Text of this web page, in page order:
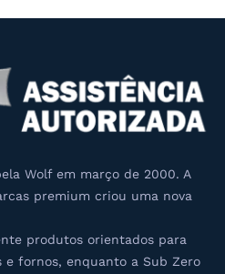
Wolf em março de 2000. A
premium criou uma nova
produtos orientados para
e fornos, enquanto a Sub Zero